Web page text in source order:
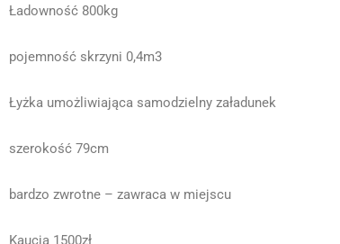
Ładowność 800kg
pojemność skrzyni 0,4m3
Łyżka umożliwiająca samodzielny załadunek
szerokość 79cm
bardzo zwrotne – zawraca w miejscu
Kaucja 1500zł